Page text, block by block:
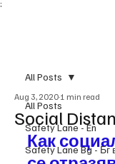
;
All Posts
Safety Lane - En
Safety Lane Bg - Бг
All Posts
Social
Aug 3, 2020 1 min read
Как